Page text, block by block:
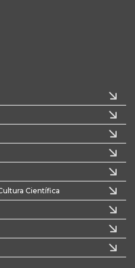
Científica